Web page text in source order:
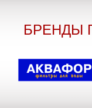
БРЕНДЫ